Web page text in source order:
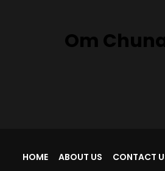
Om
HOME ABOUT US CONTACT